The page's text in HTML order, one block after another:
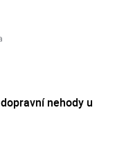
nehody u